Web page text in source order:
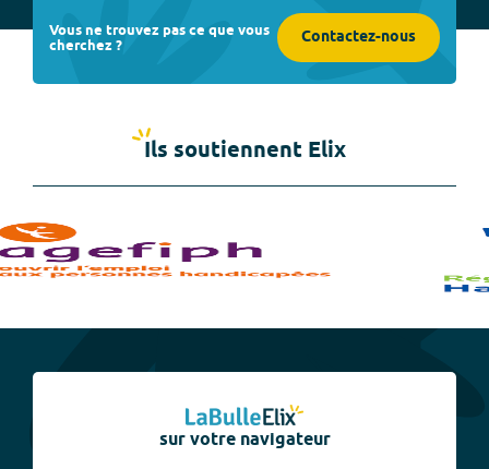
Vous ne trouvez pas ce que vous
cherchez ? Contactez-nous
Ils soutiennent Elix
sur votre navigateur